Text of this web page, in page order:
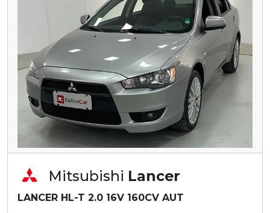
Mitsubishi Lancer
LANCER HL-T 2.0 16V 160CV AUT